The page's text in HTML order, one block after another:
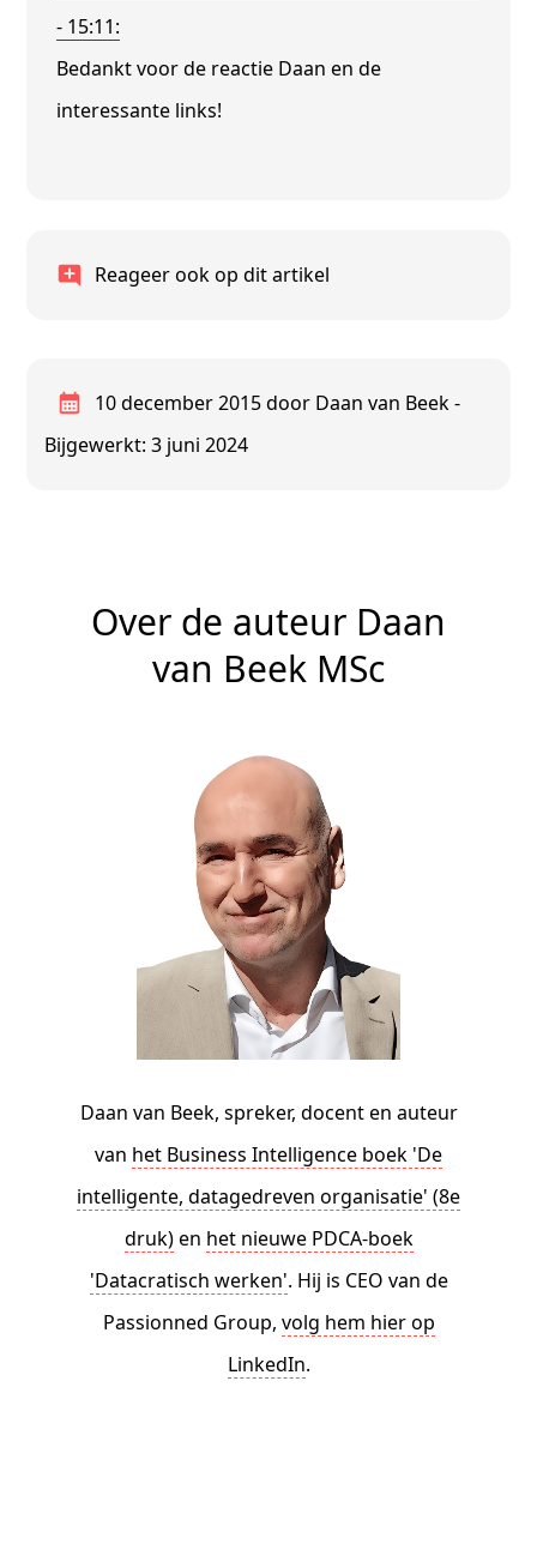
- 15:11:
Bedankt voor de reactie Daan en de
interessante links!
Reageer ook op dit artikel
10 december 2015door Daan van Beek-
Bijgewerkt: 3 juni 2024
Over de auteur Daan
van Beek MSc
Daan van Beek, spreker, docent en auteur
van het Business Intelligence boek 'De
intelligente, datagedreven organisatie' (8e
druk)en het nieuwe PDCA-boek
'Datacratisch werken'. Hij is CEO van de
Passionned Group, volg hem hier op
LinkedIn.